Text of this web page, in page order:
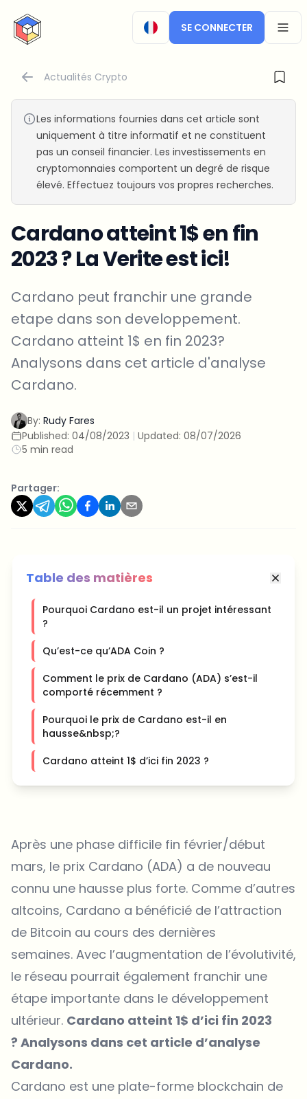
CryptoTicker
SE CONNECTER
Actualités Crypto
Les informations fournies dans cet article sont
uniquement à titre informatif et ne constituent
pas un conseil financier. Les investissements en
cryptomonnaies comportent un degré de risque
élevé. Effectuez toujours vos propres recherches.
Cardano atteint 1$ en fin
2023 ? La Verite est ici!
Cardano peut franchir une grande
etape dans son developpement.
Cardano atteint 1$ en fin 2023?
Analysons dans cet article d'analyse
Cardano.
By: Rudy Fares
Published: 04/08/2023 | Updated: 08/07/2026
5 min read
Partager:
Table des matières
Pourquoi Cardano est-il un projet intéressant
?
Qu’est-ce qu’ADA Coin ?
Comment le prix de Cardano (ADA) s’est-il
comporté récemment ?
Pourquoi le prix de Cardano est-il en
hausse&nbsp;?
Cardano atteint 1$ d’ici fin 2023 ?
Après une phase difficile fin février/début
mars, le prix Cardano (ADA) a de nouveau
connu une hausse plus forte. Comme d’autres
altcoins, Cardano a bénéficié de l’attraction
de Bitcoin au cours des dernières
semaines. Avec l’augmentation de l’évolutivité,
le réseau pourrait également franchir une
étape importante dans le développement
ultérieur. Cardano atteint 1$ d’ici fin 2023
? Analysons dans cet article d’analyse
Cardano.
Cardano est une plate-forme blockchain de